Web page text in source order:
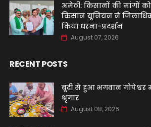
अमेठी: किसानों की मांगों
किसान यूनियन ने
किया धरना-प्रदर्शन
August 07, 2026
RECENT POSTS
बूंदी से हुआ भगवान गोपेश्वर
श्रृंगार
August 08, 2026